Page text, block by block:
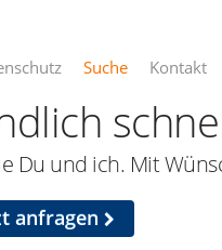
Suche Kontakt
Du und ich. Mit
anfragen